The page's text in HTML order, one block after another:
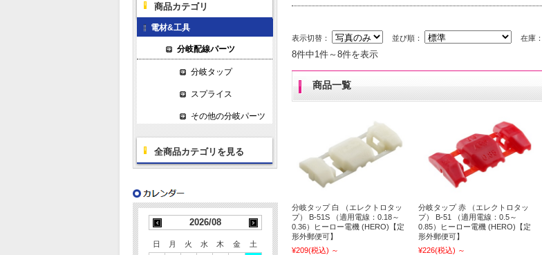
表示切替： 並び順： 在庫：
8件中1件～8件を表示
商品一覧
分岐タップ 白 （エレクトロタッ
プ） B-51S （適用電線：0.18～
0.36）ヒーロー電機 (HERO)【定
形外郵便可】
¥209(税込) ～
分岐タップ 赤 （エレクトロタッ
プ） B-51 （適用電線：0.5～
0.85）ヒーロー電機 (HERO)【定
形外郵便可】
¥226(税込) ～
商品カテゴリ
電材&工具
分岐配線パーツ
分岐タップ
スプライス
その他の分岐パーツ
全商品カテゴリを見る
2026/08
日 月 火 水 木 金
土